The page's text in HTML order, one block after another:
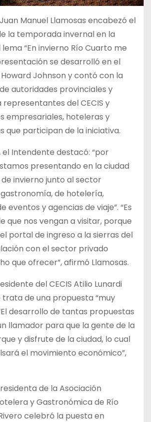
Manuel Llamosas encabezó el
la temporada invernal en la
“En invierno Río Cuarto me
se desarrolló en el
Howard Johnson y contó con la
autoridades provinciales y
representantes del CECIS y
empresariales, hoteleras y
que participan de la iniciativa.
el Intendente destacó: “por
presentando en la ciudad
invierno junto al sector
de hotelería,
eventos y agencias de viaje”. “Es
que nos vengan a visitar, porque
portal de ingreso a la sierras del
con el sector privado
que ofrecer”, afirmó Llamosas.
del CECIS Atilio Lunardi
trata de una propuesta “muy
desarrollo de tantas propuestas
llamador para que la gente de la
y disfrute de la ciudad, lo cual
el movimiento económico”,
de la Asociación
y Gastronómica de Río
celebró la puesta en